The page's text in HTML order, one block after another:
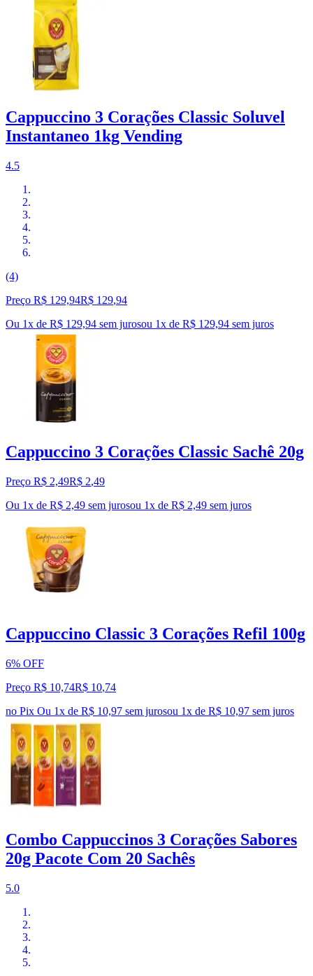
Cappuccino 3 Corações Classic Soluvel
Instantaneo 1kg Vending
4.5
(4)
Preço R$ 129,94R$ 129,94
Ou 1x de R$ 129,94 sem jurosou 1x de R$ 129,94 sem juros
Cappuccino 3 Corações Classic Sachê 20g
Preço R$ 2,49R$ 2,49
Ou 1x de R$ 2,49 sem jurosou 1x de R$ 2,49 sem juros
Cappuccino Classic 3 Corações Refil 100g
6% OFF
Preço R$ 10,74R$ 10,74
no Pix Ou 1x de R$ 10,97 sem jurosou 1x de R$ 10,97 sem juros
Combo Cappuccinos 3 Corações Sabores
20g Pacote Com 20 Sachês
5.0